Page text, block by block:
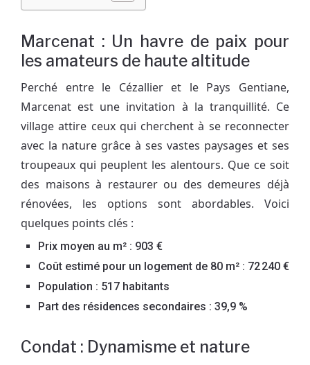
Marcenat : Un havre de paix pour
les amateurs de haute altitude
Perché entre le Cézallier et le Pays Gentiane,
Marcenat est une invitation à la tranquillité. Ce
village attire ceux qui cherchent à se reconnecter
avec la nature grâce à ses vastes paysages et ses
troupeaux qui peuplent les alentours. Que ce soit
des maisons à restaurer ou des demeures déjà
rénovées, les options sont abordables. Voici
quelques points clés :
Prix moyen au m² : 903 €
Coût estimé pour un logement de 80 m² : 72 240 €
Population : 517 habitants
Part des résidences secondaires : 39,9 %
Condat : Dynamisme et nature